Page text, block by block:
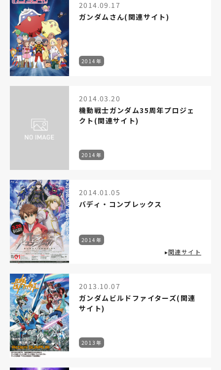
2014.09.17
ガンダムさん(関連サイト)
2014年
2014.03.20
機動戦士ガンダム35周年プロジェ
クト(関連サイト)
2014年
2014.01.05
バディ・コンプレックス
2014年
▸関連サイト
2013.10.07
ガンダムビルドファイターズ(関連
サイト)
2013年